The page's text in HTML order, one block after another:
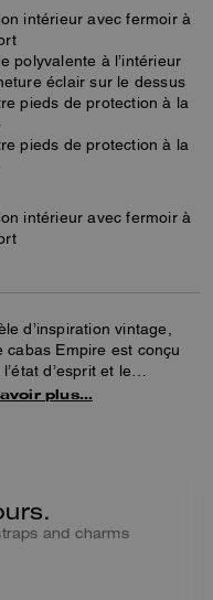
intérieur avec fermoir à
polyvalente à l’intérieur
éclair sur le dessus
pieds de protection à la
pieds de protection à la
intérieur avec fermoir à
d’inspiration vintage,
cabas Empire est conçu
d’esprit et le
de New York.
avec une poche
pour ranger les
plus…
and charms